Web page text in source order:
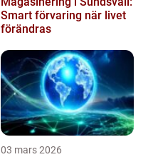
Smart förvaring när livet
förändras
03 mars 2026